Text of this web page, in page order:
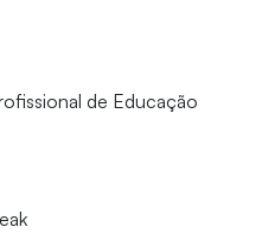
de Educação